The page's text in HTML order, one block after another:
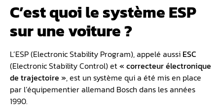
C’est quoi le système ESP
sur une voiture ?
L’ESP (Electronic Stability Program), appelé aussi ESC
(Electronic Stability Control) et« correcteur électronique
de trajectoire », est un système qui a été mis en place
par l’équipementier allemand Bosch dans les années
1990.